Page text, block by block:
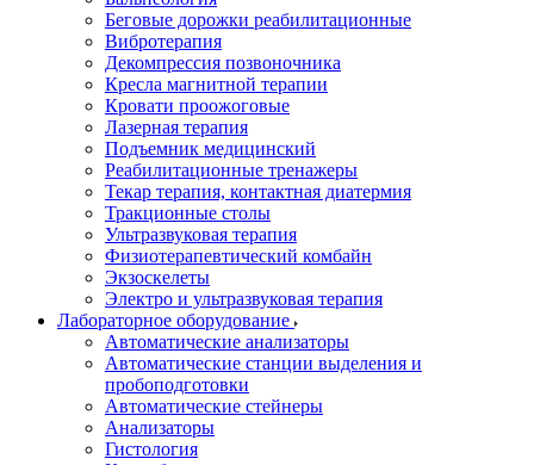
Беговые дорожки реабилитационные
Вибротерапия
Декомпрессия позвоночника
Кресла магнитной терапии
Кровати проожоговые
Лазерная терапия
Подъемник медицинский
Реабилитационные тренажеры
Текар терапия, контактная диатермия
Тракционные столы
Ультразвуковая терапия
Физиотерапевтический комбайн
Экзоскелеты
Электро и ультразвуковая терапия
Лабораторное оборудование
Автоматические анализаторы
Автоматические станции выделения и
пробоподготовки
Автоматические стейнеры
Анализаторы
Гистология